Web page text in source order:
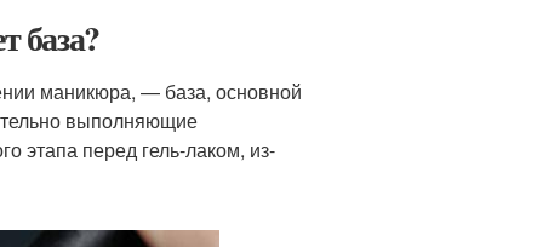
база?
маникюра, — база, основной
выполняющие
этапа перед гель-лаком, из-